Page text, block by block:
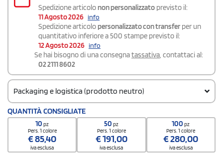
Spedizione articolo non personalizzato previsto il:
11 Agosto 2026 info
Spedizione articolo personalizzato con transfer per un
quantitativo inferiore a 500 stampe previsto il:
12 Agosto 2026 info
Se hai bisogno di una consegnatassativa, contattaci al:
02 2111 8602
Packaging e logistica (prodotto neutro)
Codice doganale
4419190000000000000000
Quantità per confezione
50 / Polybag
Quantità per scatola
QUANTITÀ CONSIGLIATE
10pz
Pers. 1 colore
€85,40
iva esclusa
50pz
Pers. 1 colore
€191,00
iva esclusa
100pz
Pers. 1 colore
€280,00
iva esclusa